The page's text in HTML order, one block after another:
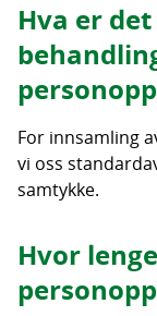
Hva er
For innsamling
vi oss
samtykke.
Hvor